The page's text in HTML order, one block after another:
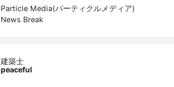
Particle Media(パーティクルメディア)
News Break
建築士
peaceful